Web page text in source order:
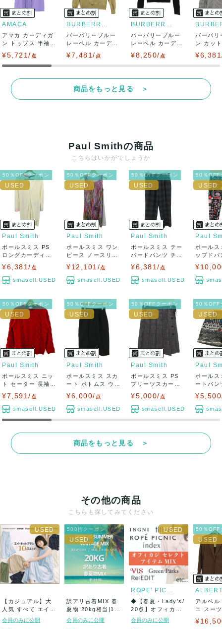
AMACA
アマカ カーディガ
ン トップス 半袖
¥5,721/ 点
BURBERRY BLUE LABEL
バーバリーブルー
レーベル カーディ
¥7,481/ 点
BURBERRY BLUE LABEL
バーバリーブルー
レーベル カーディ
¥8,250/ 点
バーバリ
ン カッ
商品をもっと見る ＞
Paul Smithの商品
こちらはいかがでしょうか
50％OFFクーポン
Paul Smith
ポールスミス PS
ロングカーディガ
¥6,381/ 点
smasell.USED
50％OFFクーポン
Paul Smith
ポールスミス ワン
ピース ノースリー
¥12,101/点
smasell.USED
50％OFFクーポン
Paul Smith
ポールスミス テー
パードパンツ チェ
¥6,381/ 点
smasell.USED
50％OFF
Paul
ポールス
ップド
50％OFFクーポン
Paul Smith
ポールスミス ニッ
ト セーター 長袖
¥7,591/ 点
smasell.USED
50％OFFクーポン
Paul Smith
ポールスミス スカ
ート ボトムス ウー
¥6,000/ 点
smasell.USED
50％OFFクーポン
Paul Smith
ポールスミス PS
プリーツスカート
¥5,000/ 点
smasell.USED
50％OFF
Paul
ポールス
ートパ
商品をもっと見る ＞
その他の商品
こちらも探してみてください
【カジュアル】大
人気 すべて エイネ
ット系ブランド...
会員のみに公開
500円クーポン
訳アリ古着MIX 春
夏物 20kg相当|160
サイ...
会員のみに公開
ROPE' PICNICなど
◆【春夏・Lady's/
20点】オフィカ...
会員のみに公開
50％OFF
アルベル
ニ スー